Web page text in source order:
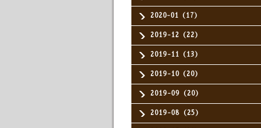
2020-01（17）
2019-12（22）
2019-11（13）
2019-10（20）
2019-09（20）
2019-08（25）